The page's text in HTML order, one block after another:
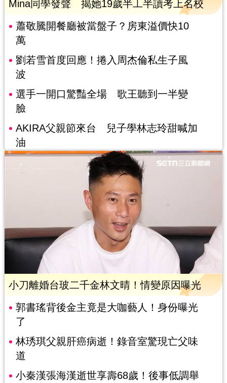
Mina同學發聲 揭她19歲半工半讀考上名校
蕭敬騰開餐廳被當盤子？房東溢價快10
萬
劉若雪首度回應！捲入周杰倫私生子風
波
選手一開口驚豔全場 歌王聽到一半變
臉
AKIRA父親節來台 兒子學林志玲甜喊加
油
小刀離婚台玻二千金林文晴！情變原因曝光
郭書瑤背後金主竟是大咖藝人！身份曝光
了
林琇琪父親肝癌病逝！錄音室驚現亡父味
道
小秦漢張海漢逝世享壽68歲！後事低調舉